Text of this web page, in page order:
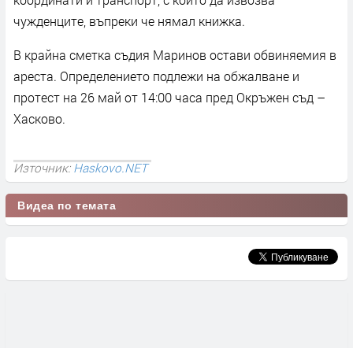
чужденците, въпреки че нямал книжка.
В крайна сметка съдия Маринов остави обвиняемия в
ареста. Определението подлежи на обжалване и
протест на 26 май от 14:00 часа пред Окръжен съд –
Хасково.
Източник:Haskovo.NET
Видеа по темата